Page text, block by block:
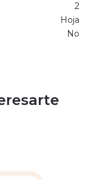
2
Hoja
No